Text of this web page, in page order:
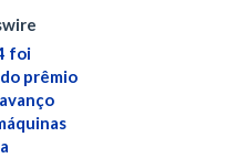
foi
prêmio